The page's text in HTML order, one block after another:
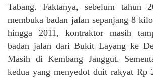
Tabang. Faktanya, sebelum tahun
membuka badan jalan sepanjang 8
hingga 2011, kontraktor masih
badan jalan dari Bukit Layang ke
Masih di Kembang Janggut.
kedua yang menyedot duit rakyat Rp